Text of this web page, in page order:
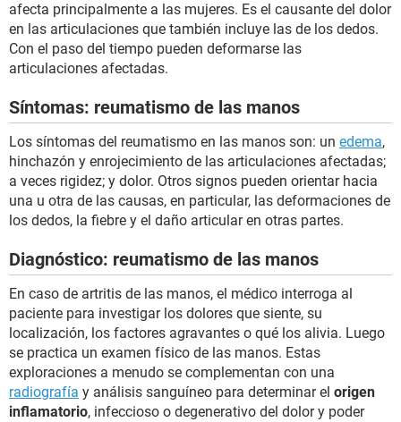
afecta principalmente a las mujeres. Es el causante del dolor
en las articulaciones que también incluye las de los dedos.
Con el paso del tiempo pueden deformarse las
articulaciones afectadas.
Síntomas: reumatismo de las manos
Los síntomas del reumatismo en las manos son: un edema,
hinchazón y enrojecimiento de las articulaciones afectadas;
a veces rigidez; y dolor. Otros signos pueden orientar hacia
una u otra de las causas, en particular, las deformaciones de
los dedos, la fiebre y el daño articular en otras partes.
Diagnóstico: reumatismo de las manos
En caso de artritis de las manos, el médico interroga al
paciente para investigar los dolores que siente, su
localización, los factores agravantes o qué los alivia. Luego
se practica un examen físico de las manos. Estas
exploraciones a menudo se complementan con una
radiografía y análisis sanguíneo para determinar el origen
inflamatorio, infeccioso o degenerativo del dolor y poder